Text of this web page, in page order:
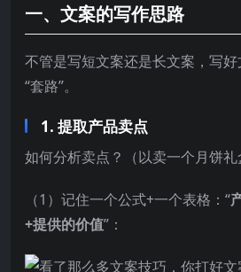
一、文案的写作思路
不管是写短文案还是长文案，写
“套路”。
1. 提取产品卖点
如何分析卖点？（以卖一个月饼礼
（1）记住一个公式+一个表格：“
+提供的价值”：